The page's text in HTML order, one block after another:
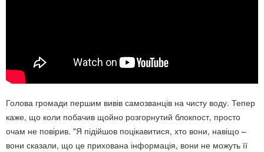
Голова громади першим вивів самозванців на чисту воду. Тепер
каже, що коли побачив щойно розгорнутий блокпост, просто
очам не повірив. "Я підійшов поцікавитися, хто вони, навіщо –
вони сказали, що це прихована інформація, вони не можуть її